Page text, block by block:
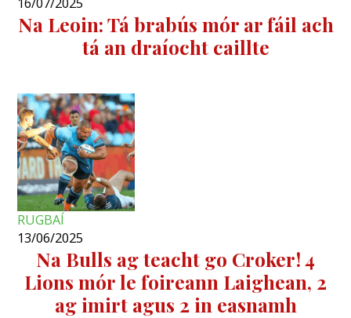
Na Leoin: Tá brabús mór ar fáil ach
tá an draíocht caillte
RUGBAÍ
13/06/2025
Na Bulls ag teacht go Croker! 4
Lions mór le foireann Laighean, 2
ag imirt agus 2 in easnamh